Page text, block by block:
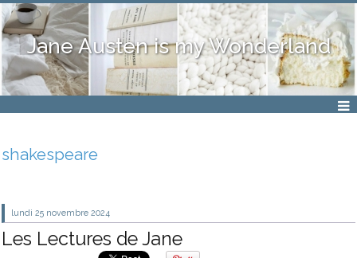
Jane Austen is my Wonderland
shakespeare
lundi 25 novembre 2024
Les Lectures de Jane